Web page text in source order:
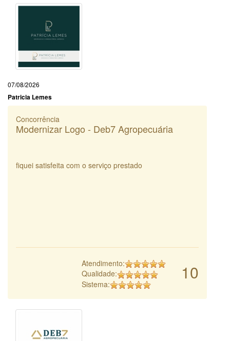
07/08/2026
Patricia Lemes
Concorrência
Modernizar Logo - Deb7 Agropecuária
fiquei satisfeita com o serviço prestado
10
Atendimento:
Qualidade:
Sistema: